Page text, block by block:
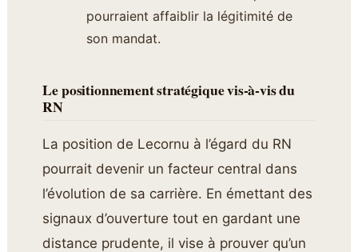
pourraient affaiblir la légitimité de
son mandat.
Le positionnement stratégique vis-à-vis du
RN
La position de Lecornu à l’égard du RN
pourrait devenir un facteur central dans
l’évolution de sa carrière. En émettant des
signaux d’ouverture tout en gardant une
distance prudente, il vise à prouver qu’un